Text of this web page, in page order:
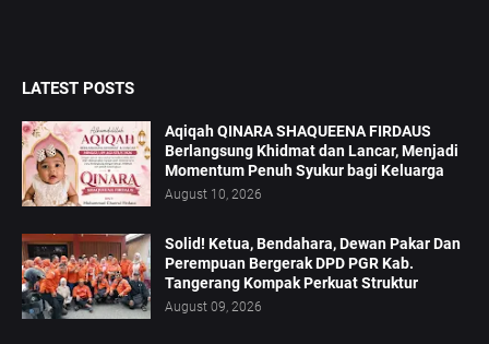
LATEST POSTS
Aqiqah QINARA SHAQUEENA FIRDAUS
Berlangsung Khidmat dan Lancar, Menjadi
Momentum Penuh Syukur bagi Keluarga
August 10, 2026
Solid! Ketua, Bendahara, Dewan Pakar Dan
Perempuan Bergerak DPD PGR Kab.
Tangerang Kompak Perkuat Struktur
August 09, 2026